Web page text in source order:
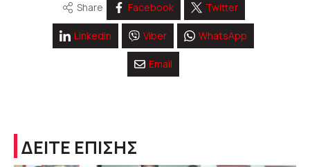
Share Facebook Twitter
Linkedin Viber WhatsApp
Email
ΔΕΙΤΕ ΕΠΙΣΗΣ